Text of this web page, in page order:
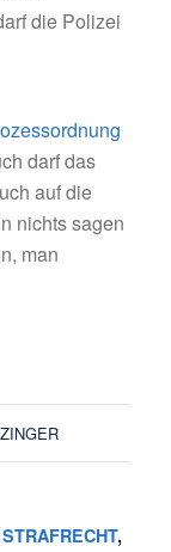
die Polizei
darf das
auf die
nichts sagen
man
STRAFRECHT,